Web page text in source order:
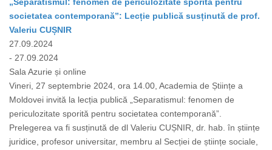
societatea contemporană”: Lecție publică susținută de prof.
Valeriu CUȘNIR
27.09.2024
- 27.09.2024
Sala Azurie și online
Vineri, 27 septembrie 2024, ora 14.00, Academia de Științe a
Moldovei invită la lecția publică „Separatismul: fenomen de
periculozitate sporită pentru societatea contemporană”.
Prelegerea va fi susținută de dl Valeriu CUȘNIR, dr. hab. în științe
juridice, profesor universitar, membru al Secției de științe sociale,